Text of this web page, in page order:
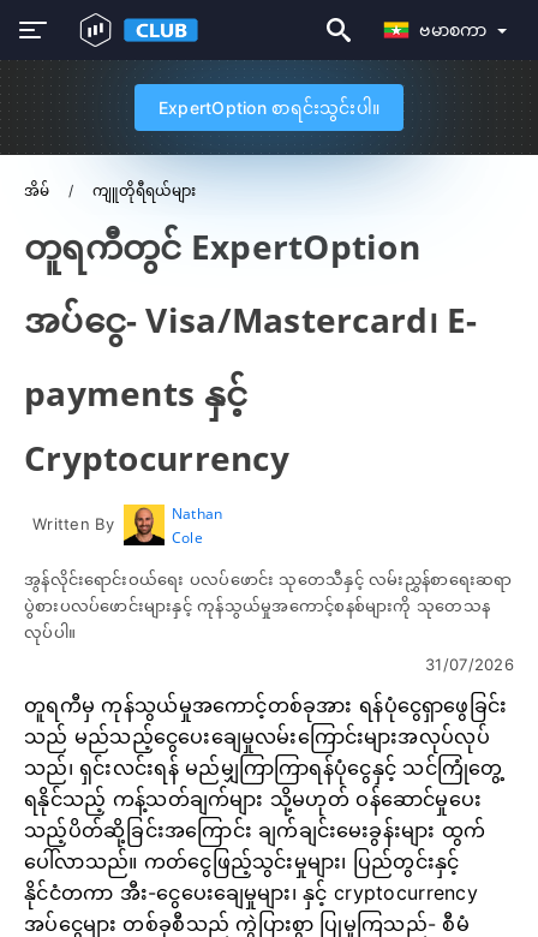
ဗမာစကာ
ExpertOption စာရင်းသွင်းပါ။
အိမ် ကျူတိုရီရယ်များ
တူရကီတွင် ExpertOption
အပ်ငွေ- Visa/Mastercard၊ E-
payments နှင့်
Cryptocurrency
Written By
Nathan
Cole
အွန်လိုင်းရောင်းဝယ်ရေး ပလပ်ဖောင်း သုတေသီနှင့် လမ်းညွှန်စာရေးဆရာ
ပွဲစားပလပ်ဖောင်းများနှင့် ကုန်သွယ်မှုအကောင့်စနစ်များကို သုတေသန
လုပ်ပါ။
31/07/2026
တူရကီမှ ကုန်သွယ်မှုအကောင့်တစ်ခုအား ရန်ပုံငွေရှာဖွေခြင်း
သည် မည်သည့်ငွေပေးချေမှုလမ်းကြောင်းများအလုပ်လုပ်
သည်၊ ရှင်းလင်းရန် မည်မျှကြာကြာရန်ပုံငွေနှင့် သင်ကြုံတွေ့
ရနိုင်သည့် ကန့်သတ်ချက်များ သို့မဟုတ် ဝန်ဆောင်မှုပေး
သည့်ပိတ်ဆို့ခြင်းအကြောင်း ချက်ချင်းမေးခွန်းများ ထွက်
ပေါ်လာသည်။ ကတ်ငွေဖြည့်သွင်းမှုများ၊ ပြည်တွင်းနှင့်
နိုင်ငံတကာ အီး-ငွေပေးချေမှုများ၊ နှင့် cryptocurrency
အပ်ငွေများ တစ်ခုစီသည် ကွဲပြားစွာ ပြုမူကြသည်- စီမံ